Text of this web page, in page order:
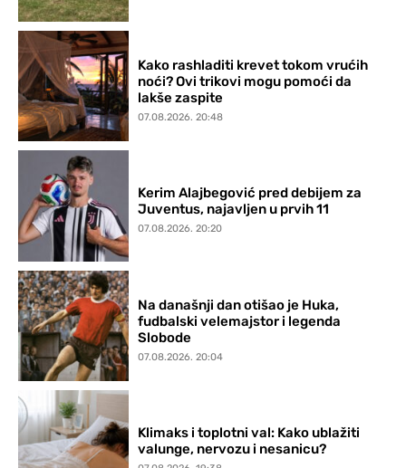
Kako rashladiti krevet tokom vrućih
noći? Ovi trikovi mogu pomoći da
lakše zaspite
07.08.2026. 20:48
Kerim Alajbegović pred debijem za
Juventus, najavljen u prvih 11
07.08.2026. 20:20
Na današnji dan otišao je Huka,
fudbalski velemajstor i legenda
Slobode
07.08.2026. 20:04
Klimaks i toplotni val: Kako ublažiti
valunge, nervozu i nesanicu?